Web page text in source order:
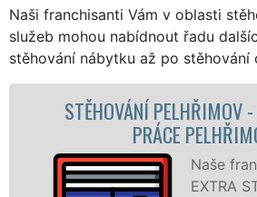
Naši franchisanti Vám v oblasti
služeb mohou nabídnout řadu
stěhování nábytku až po stěhování
- STĚHOVACÍ
Naše franchisová síť
EXTRA STĚHOVÁNÍ vám